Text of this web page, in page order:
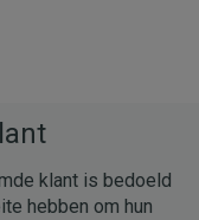
klant is bedoeld
hebben om hun